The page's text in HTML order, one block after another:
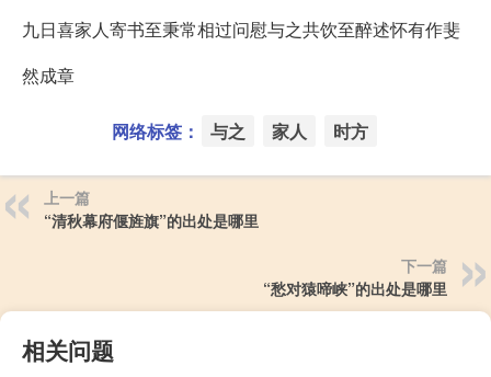
九日喜家人寄书至秉常相过问慰与之共饮至醉述怀有作斐
然成章
网络标签： 与之 家人 时方
上一篇
“清秋幕府偃旌旗”的出处是哪里
下一篇
“愁对猿啼峡”的出处是哪里
相关问题